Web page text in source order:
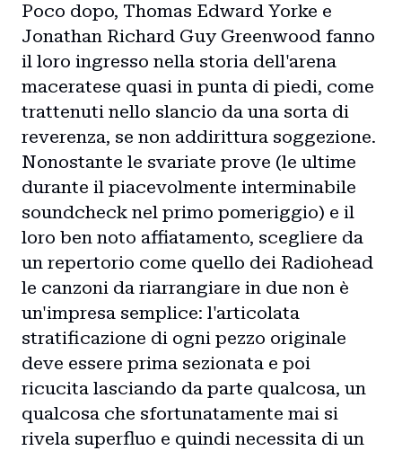
Poco dopo, Thomas Edward Yorke e
Jonathan Richard Guy Greenwood fanno
il loro ingresso nella storia dell'arena
maceratese quasi in punta di piedi, come
trattenuti nello slancio da una sorta di
reverenza, se non addirittura soggezione.
Nonostante le svariate prove (le ultime
durante il piacevolmente interminabile
soundcheck nel primo pomeriggio) e il
loro ben noto affiatamento, scegliere da
un repertorio come quello dei Radiohead
le canzoni da riarrangiare in due non è
un'impresa semplice: l'articolata
stratificazione di ogni pezzo originale
deve essere prima sezionata e poi
ricucita lasciando da parte qualcosa, un
qualcosa che sfortunatamente mai si
rivela superfluo e quindi necessita di un